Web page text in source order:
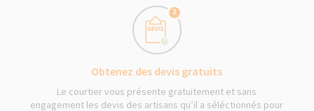
2
Obtenez des devis gratuits
Le courtier vous présente gratuitement et sans
engagement les devis des artisans qu’il a séléctionnés pour